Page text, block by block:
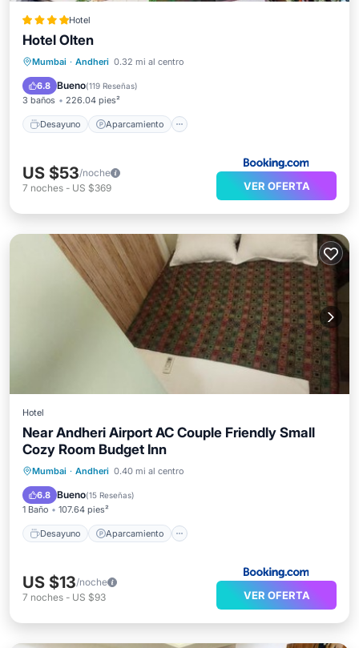
Hotel
Hotel Olten
Mumbai · Andheri 0.32 mi al centro
6.8 Bueno(119 Reseñas)
3 baños 226.04 pies²
Desayuno Aparcamiento
Desayuno
Aparcamiento
Aire acondicionado
US $53/noche
7 noches - US $369 VER OFERTA
Hotel
Near Andheri Airport AC Couple Friendly Small
Cozy Room Budget Inn
Mumbai · Andheri 0.40 mi al centro
6.8 Bueno(15 Reseñas)
1 Baño 107.64 pies²
Desayuno Aparcamiento
Desayuno Aparcamiento
Vistas
US $13/noche
7 noches - US $93 VER OFERTA